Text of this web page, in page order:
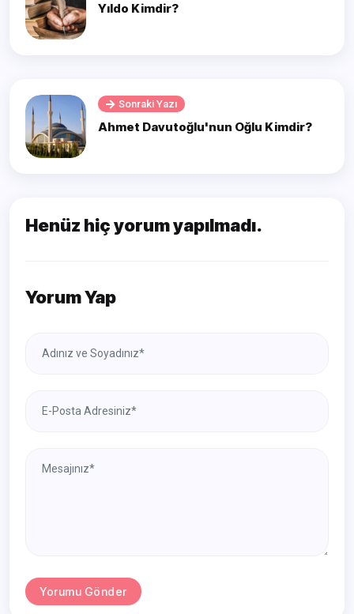
Yıldo Kimdir?
Sonraki Yazı
Ahmet Davutoğlu'nun Oğlu Kimdir?
Henüz hiç yorum yapılmadı.
Yorum Yap
Yorumu Gönder